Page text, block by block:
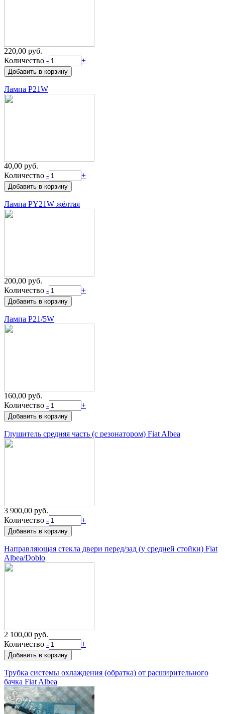
220,00 руб.
Количество - +
Лампа P21W
40,00 руб.
Количество - +
Лампа PY21W жёлтая
200,00 руб.
Количество - +
Лампа P21/5W
160,00 руб.
Количество - +
Глушитель средняя часть (с резонатором) Fiat Albea
3 900,00 руб.
Количество - +
Направляющая стекла двери перед/зад (у средней стойки) Fiat
Albea/Doblo
2 100,00 руб.
Количество - +
Трубка системы охлаждения (обратка) от расширительного
бачка Fiat Albea